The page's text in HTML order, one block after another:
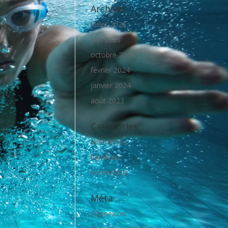
Archives
juillet 2026
juin 2026
octobre 2024
février 2024
janvier 2024
août 2023
Catégories
animations
bandeau
homeActus
Méta
Connexion